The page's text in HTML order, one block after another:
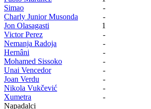
Simao
-
Charly Junior Musonda
-
Jon Olasagasti
1
Victor Perez
-
Nemanja Radoja
-
Hernâni
-
Mohamed Sissoko
-
Unai Vencedor
-
Joan Verdu
-
Nikola Vukčević
-
Xumetra
-
Napadalci